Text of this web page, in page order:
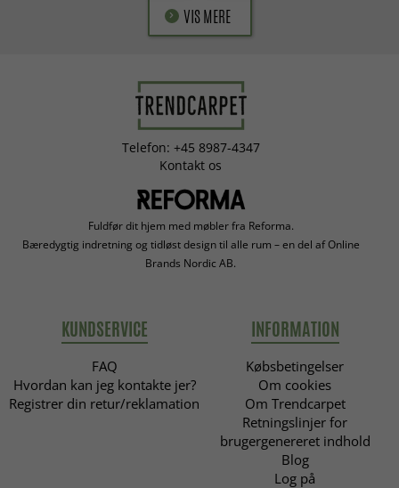
VIS MERE
Telefon: +45 8987-4347
Kontakt os
Fuldfør dit hjem med møbler fra Reforma.
Bæredygtig indretning og tidløst design til alle rum – en del af Online
Brands Nordic AB.
KUNDSERVICE
FAQ
Hvordan kan jeg kontakte jer?
Registrer din retur/reklamation
INFORMATION
Købsbetingelser
Om cookies
Om Trendcarpet
Retningslinjer for
brugergenereret indhold
Blog
Log på